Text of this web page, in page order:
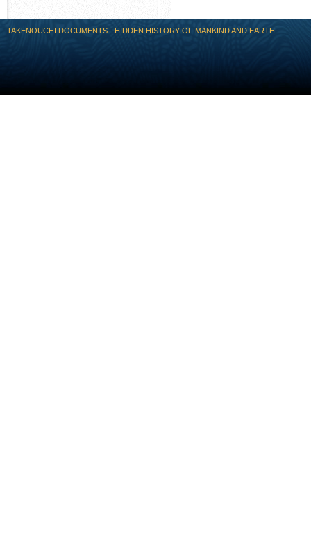
TAKENOUCHI DOCUMENTS - HIDDEN HISTORY OF MANKIND AND EARTH